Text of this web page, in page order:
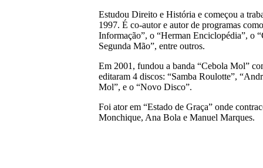
Estudou Direito e História e começou a
1997. É co-autor e autor de programas
Informação”, o “Herman Enciclopédia”, o
Segunda Mão”, entre outros.
Em 2001, fundou a banda “Cebola Mol”
editaram 4 discos: “Samba Roulotte”,
Mol”, e o “Novo Disco”.
Foi ator em “Estado de Graça” onde
Monchique, Ana Bola e Manuel Marques.